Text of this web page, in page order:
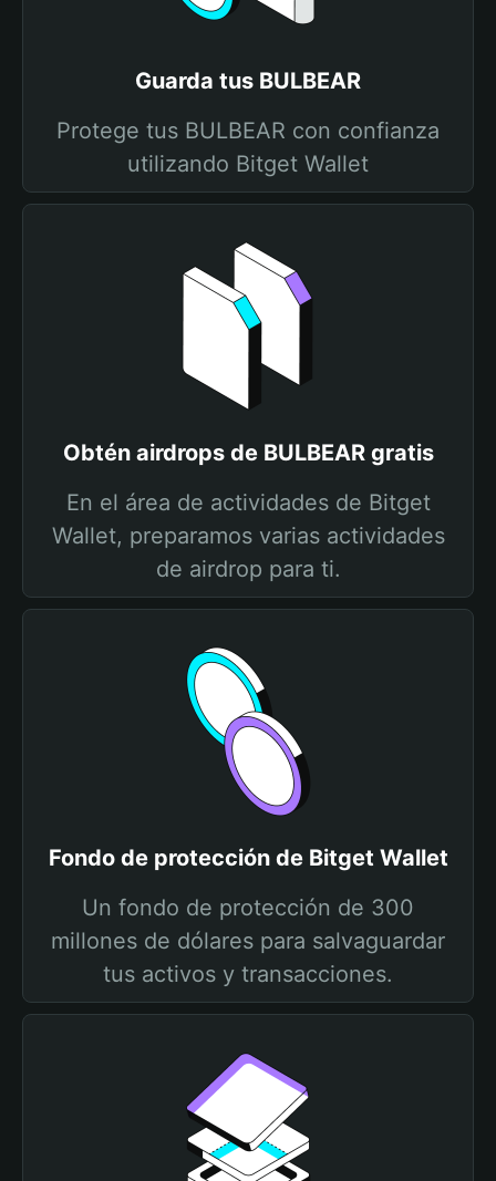
Guarda tus BULBEAR
Protege tus BULBEAR con confianza
utilizando Bitget Wallet
Obtén airdrops de BULBEAR gratis
En el área de actividades de Bitget
Wallet, preparamos varias actividades
de airdrop para ti.
Fondo de protección de Bitget Wallet
Un fondo de protección de 300
millones de dólares para salvaguardar
tus activos y transacciones.